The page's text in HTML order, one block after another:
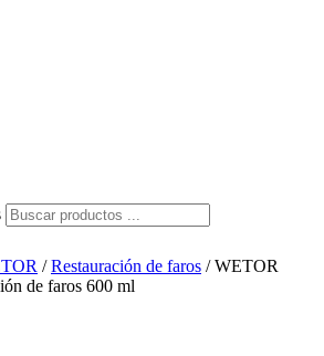
/Restauración de faros / WETOR
de faros 600 ml